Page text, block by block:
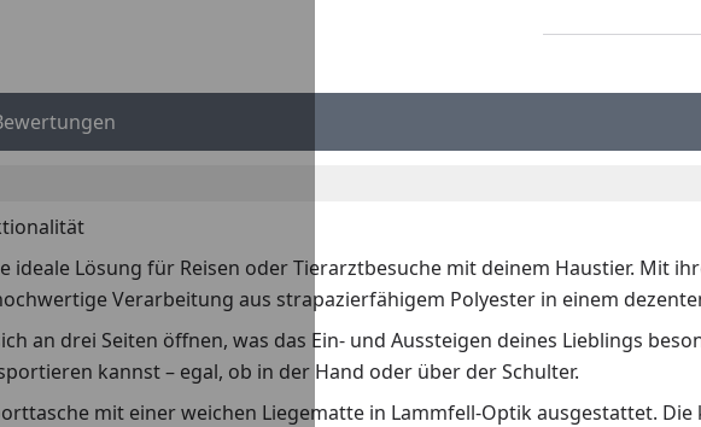
ideale Lösung für Reisen oder Tierarztbesuche mit deinem Haustier. Mit
Verarbeitung aus strapazierfähigem Polyester in einem
an drei Seiten öffnen, was das Ein- und Aussteigen deines Lieblings
kannst – egal, ob in der Hand oder über der Schulter.
mit einer weichen Liegematte in Lammfell-Optik ausgestattet.